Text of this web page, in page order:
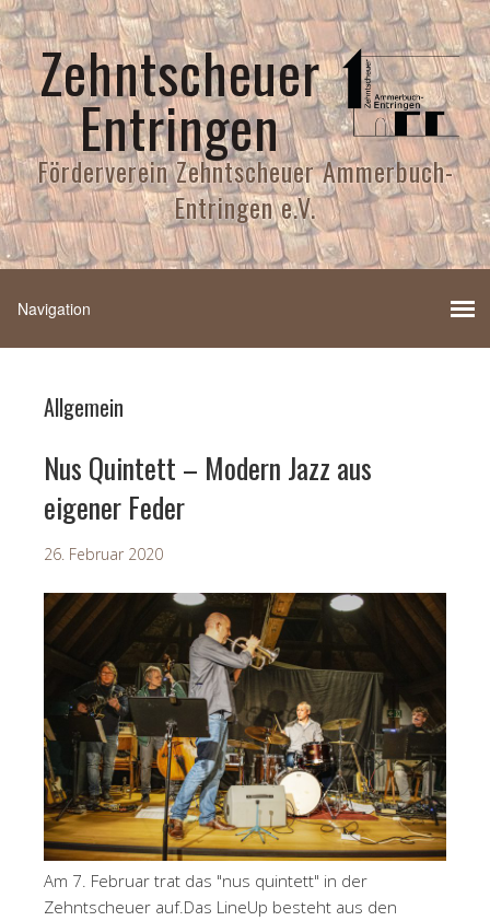
Zehntscheuer
Entringen
Förderverein Zehntscheuer Ammerbuch-
Entringen e.V.
Allgemein
Nus Quintett – Modern Jazz aus
eigener Feder
26. Februar 2020
Am 7. Februar trat das "nus quintett" in der
Zehntscheuer auf.Das LineUp besteht aus den